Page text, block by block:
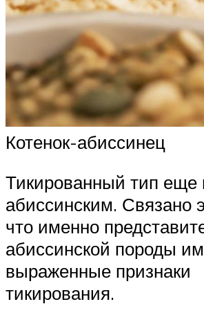
Котенок-абиссинец
Тикированный тип еще
абиссинским. Связано
что именно
абиссинской породы
выраженные признаки
тикирования.